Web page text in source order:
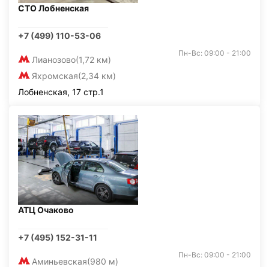
СТО Лобненская
+7 (499) 110-53-06
Лианозово(1,72 км)
Яхромская(2,34 км)
Пн-Вс: 09:00 - 21:00
Лобненская, 17 стр.1
АТЦ Очаково
+7 (495) 152-31-11
Аминьевская(980 м)
Пн-Вс: 09:00 - 21:00